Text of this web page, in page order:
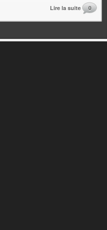
Lire la suite 0